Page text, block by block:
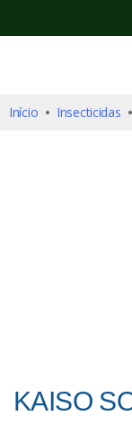
Início • Insecticidas
KAISO